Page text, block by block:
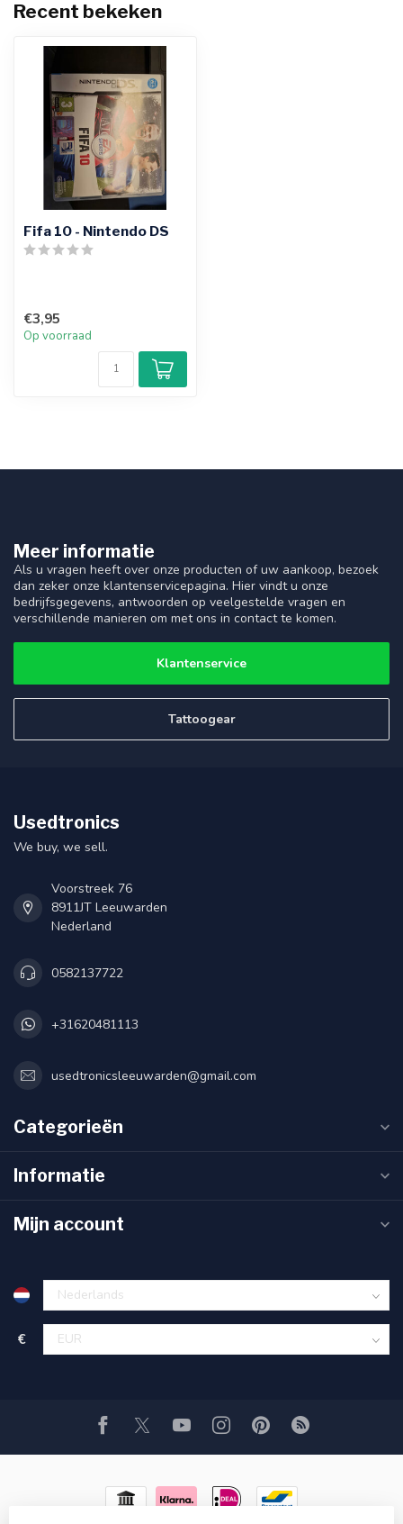
Recent bekeken
Fifa 10 - Nintendo DS
€3,95
Op voorraad
Meer informatie
Als u vragen heeft over onze producten of uw aankoop, bezoek
dan zeker onze klantenservicepagina. Hier vindt u onze
bedrijfsgegevens, antwoorden op veelgestelde vragen en
verschillende manieren om met ons in contact te komen.
Klantenservice
Tattoogear
Usedtronics
We buy, we sell.
Voorstreek 76
8911JT Leeuwarden
Nederland
0582137722
+31620481113
usedtronicsleeuwarden@gmail.com
Categorieën
Informatie
Mijn account
€